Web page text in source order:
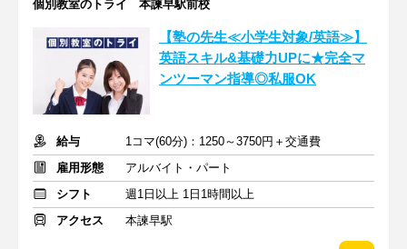
個別教室のトライ 本諫早駅前校
【塾の先生≪小学生対象/英語≫】
英語スキル&基礎力UPに★完全マ
ンツーマン指導◎私服OK
給与
1コマ(60分)：1250～3750円＋交通費
雇用形態
アルバイト・パート
シフト
週1日以上 1日1時間以上
アクセス
本諫早駅